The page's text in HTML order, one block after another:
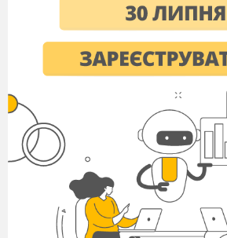
Подібне рішення, на думку
значно підвищить
Зрозуміло, таке нововведення
шкільний рюкзак, адже
телефон вміщує в себе цілу
того, за допомогою
можна шукати додаткову
якої немає в звичайних
все більша кількість
введення електронних
щоденників, які доступні для